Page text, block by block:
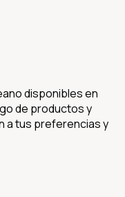
disponibles en
de productos y
a tus preferencias y